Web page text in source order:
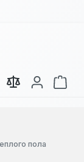
вас есть товары
В
пола